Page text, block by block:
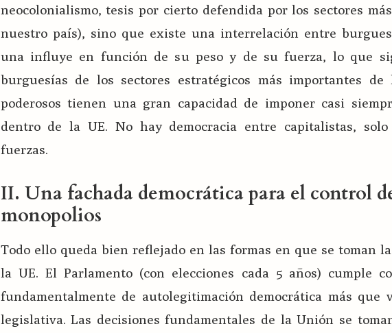
neocolonialismo, tesis por cierto defendida por los sectores
nuestro país), sino que existe una interrelación entre
una influye en función de su peso y de su fuerza, lo que
burguesías de los sectores estratégicos más importantes de
poderosos tienen una gran capacidad de imponer casi
dentro de la UE. No hay democracia entre capitalistas, solo
fuerzas.
II. Una fachada democrática para el control
monopolios
Todo ello queda bien reflejado en las formas en que se toman
la UE. El Parlamento (con elecciones cada 5 años) cumple
fundamentalmente de autolegitimación democrática más que
legislativa. Las decisiones fundamentales de la Unión se